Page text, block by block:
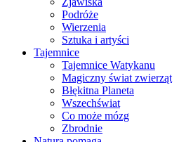
Podróże
Wierzenia
Sztuka i artyści
Tajemnice
Tajemnice Watykanu
Magiczny świat zwierząt
Błękitna Planeta
Wszechświat
Co może mózg
Zbrodnie